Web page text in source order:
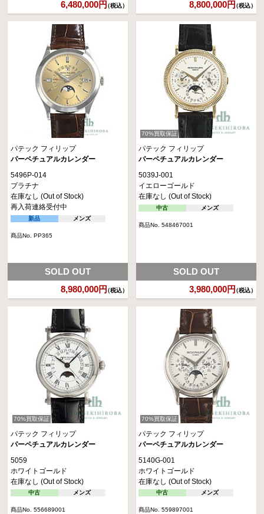
6,480,000円（税込） 8,800,000円（税込）
パテック フィリップ
パーペチュアルカレンダー
5496P-014
プラチナ
在庫なし (Out of Stock)
再入荷連絡受付中
新品 メンズ
商品No. PP365
8,980,000円（税込）
SOLD OUT
70%買取保証
パテック フィリップ
パーペチュアルカレンダー
5039J-001
イエローゴールド
在庫なし (Out of Stock)
中古 メンズ
商品No. 548467001
3,980,000円（税込）
SOLD OUT
70%買取保証
パテック フィリップ
パーペチュアルカレンダー
5059
ホワイトゴールド
在庫なし (Out of Stock)
中古 メンズ
商品No. 556689001
70%買取保証
パテック フィリップ
パーペチュアルカレンダー
5140G-001
ホワイトゴールド
在庫なし (Out of Stock)
中古 メンズ
商品No. 559897001